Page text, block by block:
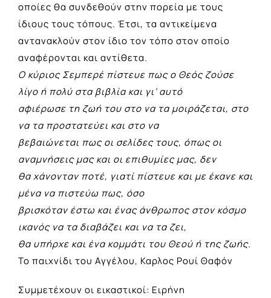
οποίες θα συνδεθούν στην πορεία με τους
ίδιους τους τόπους. Έτσι, τα αντικείμενα
αντανακλούν στον ίδιο τον τόπο στον οποίο
αναφέρονται και αντίθετα.
Ο κύριος Σεμπερέ πίστευε πως ο Θεός ζούσε
λίγο ή πολύ στα βιβλία και γι’ αυτό
αφιέρωσε τη ζωή του στο να τα μοιράζεται, στο
να τα προστατεύει και στο να
βεβαιώνεται πως οι σελίδες τους, όπως οι
αναμνήσεις μας και οι επιθυμίες μας, δεν
θα χάνονταν ποτέ, γιατί πίστευε και με έκανε και
μένα να πιστεύω πως, όσο
βρισκόταν έστω και ένας άνθρωπος στον κόσμο
ικανός να τα διαβάζει και να τα ζει,
θα υπήρχε και ένα κομμάτι του Θεού ή της ζωής.
Το παιχνίδι του Αγγέλου, Καρλος Ρουί Θαφόν
Συμμετέχουν οι εικαστικοί: Ειρήνη